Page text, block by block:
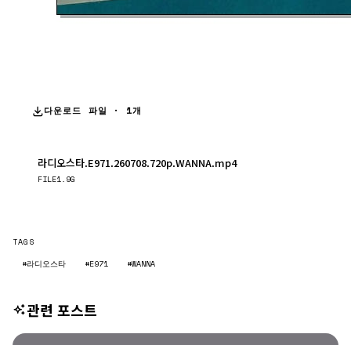
다운로드 파일 · 1개
라디오스타.E971.260708.720p.WANNA.mp4
FILE1.9G
TAGS
#라디오스타
#E971 #WANNA
관련 포스트
방송/동영상